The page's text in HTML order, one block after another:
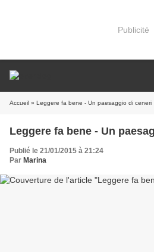
Publicité
Accueil » Leggere fa bene - Un paesaggio di ceneri
Leggere fa bene - Un
Publié le 21/01/2015 à 21:24
Par Marina